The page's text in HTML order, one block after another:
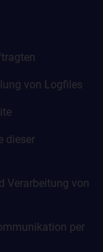
von Logfiles
dieser
Verarbeitung von
per